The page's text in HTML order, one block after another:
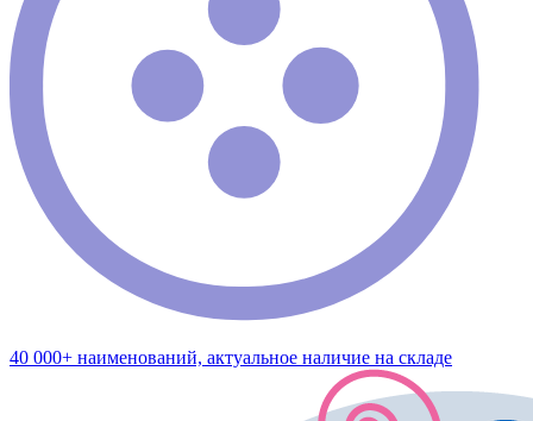
40 000+ наименований, актуальное наличие на складе